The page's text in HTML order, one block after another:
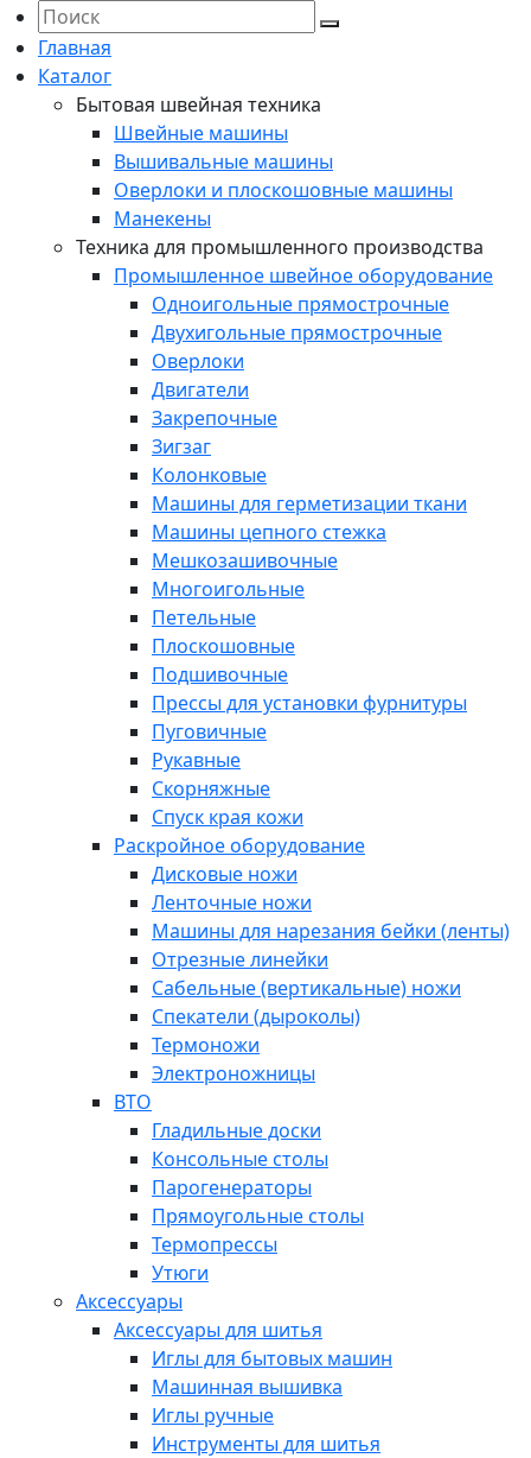
Главная
Каталог
Бытовая швейная техника
Швейные машины
Вышивальные машины
Оверлоки и плоскошовные машины
Манекены
Техника для промышленного производства
Промышленное швейное оборудование
Одноигольные прямострочные
Двухигольные прямострочные
Оверлоки
Двигатели
Закрепочные
Зигзаг
Колонковые
Машины для герметизации ткани
Машины цепного стежка
Мешкозашивочные
Многоигольные
Петельные
Плоскошовные
Подшивочные
Прессы для установки фурнитуры
Пуговичные
Рукавные
Скорняжные
Спуск края кожи
Раскройное оборудование
Дисковые ножи
Ленточные ножи
Машины для нарезания бейки (ленты)
Отрезные линейки
Сабельные (вертикальные) ножи
Спекатели (дыроколы)
Термоножи
Электроножницы
ВТО
Гладильные доски
Консольные столы
Парогенераторы
Прямоугольные столы
Термопрессы
Утюги
Аксессуары
Аксессуары для шитья
Иглы для бытовых машин
Машинная вышивка
Иглы ручные
Инструменты для шитья